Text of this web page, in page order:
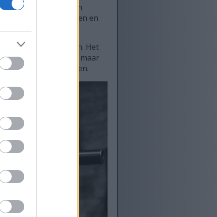
verbeteringen in
oefeningen en
grenzen verleggen. Het
fysieke capaciteit, maar
kracht wil vergroten.